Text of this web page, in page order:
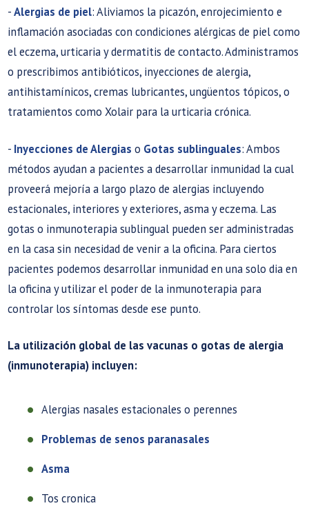
-Alergias de piel: Aliviamos la picazón, enrojecimiento e
inflamación asociadas con condiciones alérgicas de piel como
el eczema, urticaria y dermatitis de contacto. Administramos
o prescribimos antibióticos, inyecciones de alergia,
antihistamínicos, cremas lubricantes, ungüentos tópicos, o
tratamientos como Xolair para la urticaria crónica.
- Inyecciones de Alergias o Gotas sublinguales: Ambos
métodos ayudan a pacientes a desarrollar inmunidad la cual
proveerá mejoría a largo plazo de alergias incluyendo
estacionales, interiores y exteriores, asma y eczema. Las
gotas o inmunoterapia sublingual pueden ser administradas
en la casa sin necesidad de venir a la oficina. Para ciertos
pacientes podemos desarrollar inmunidad en una solo dia en
la oficina y utilizar el poder de la inmunoterapia para
controlar los síntomas desde ese punto.
La utilización global de las vacunas o gotas de alergia
(inmunoterapia) incluyen:
Alergias nasales estacionales o perennes
Problemas de senos paranasales
Asma
Tos cronica